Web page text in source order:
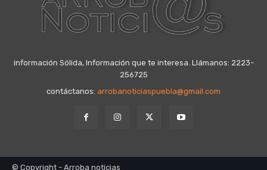
información Sólida, Información que te interesa. Llámanos: 2223-
256725
contáctanos: arrobanoticiaspuebla@gmail.com
© Copyright - Arroba noticias